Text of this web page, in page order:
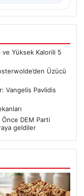
ve Yüksek Kalorili 5
Üzücü
Vangelis Pavlidis
Önce DEM Parti
geldiler